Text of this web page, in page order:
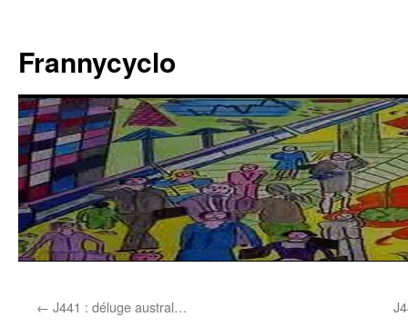
contenu
Frannycyclo
← J441 : déluge austral…